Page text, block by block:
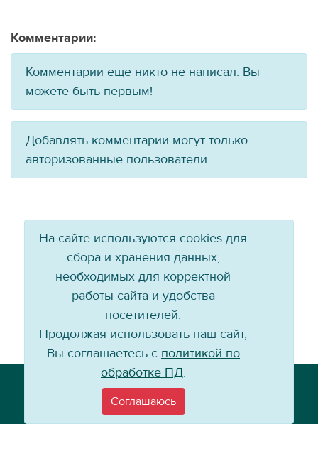
Комментарии:
Комментарии еще никто не написал. Вы
можете быть первым!
Добавлять комментарии могут только
авторизованные пользователи.
Email:info@baikal-energy.ru
На сайте используются cookies для
сбора и хранения данных,
необходимых для корректной
работы сайта и удобства
посетителей.
Продолжая использовать наш сайт,
Вы соглашаетесь с политикой по
обработке ПД.
Соглашаюсь